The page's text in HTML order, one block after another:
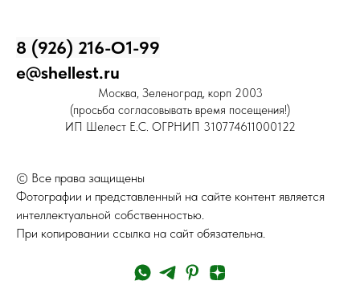
8 (926) 216-О1-99
e@shellest.ru
Москва, Зеленоград, корп 2003
(просьба согласовывать время посещения!)
ИП Шелест Е.С. ОГРНИП 310774611000122
© Все права защищены
Фотографии и представленный на сайте контент является
интеллектуальной собственностью.
При копировании ссылка на сайт обязательна.